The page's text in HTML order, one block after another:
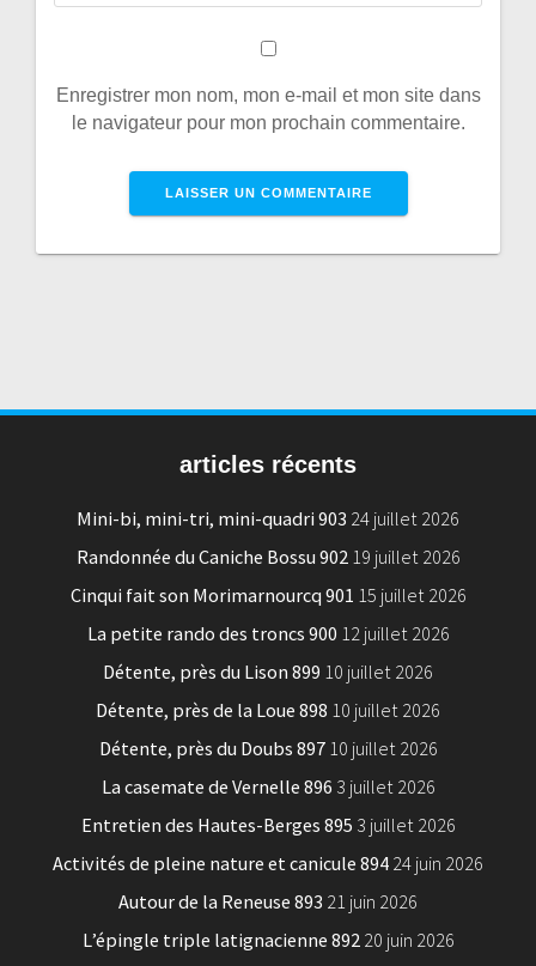
Enregistrer mon nom, mon e-mail et mon site dans
le navigateur pour mon prochain commentaire.
articles récents
Mini-bi, mini-tri, mini-quadri 903 24 juillet 2026
Randonnée du Caniche Bossu 902 19 juillet 2026
Cinqui fait son Morimarnourcq 901 15 juillet 2026
La petite rando des troncs 900 12 juillet 2026
Détente, près du Lison 899 10 juillet 2026
Détente, près de la Loue 898 10 juillet 2026
Détente, près du Doubs 897 10 juillet 2026
La casemate de Vernelle 896 3 juillet 2026
Entretien des Hautes-Berges 895 3 juillet 2026
Activités de pleine nature et canicule 894 24 juin 2026
Autour de la Reneuse 893 21 juin 2026
L’épingle triple latignacienne 892 20 juin 2026